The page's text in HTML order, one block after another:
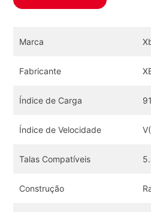
Marca
Fabricante
Índice de Carga
Índice de Velocidade
Talas Compatíveis
Construção